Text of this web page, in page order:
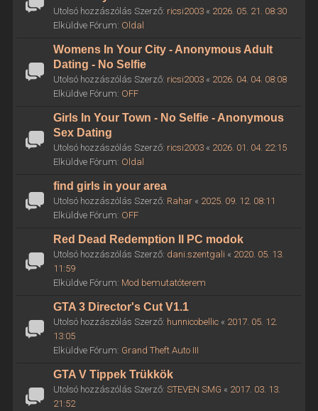
Utolsó hozzászólás Szerző: ricsi2003« 2026. 05. 21. 08:30
Elküldve Fórum: Oldal
Womens In Your City - Anonymous Adult
Dating - No Selfie
Utolsó hozzászólás Szerző: ricsi2003« 2026. 04. 04. 08:08
Elküldve Fórum: OFF
Girls In Your Town - No Selfie - Anonymous
Sex Dating
Utolsó hozzászólás Szerző: ricsi2003« 2026. 01. 04. 22:15
Elküldve Fórum: Oldal
find girls in your area
Utolsó hozzászólás Szerző: Rahar« 2025. 09. 12. 08:11
Elküldve Fórum: OFF
Red Dead Redemption II PC modok
Utolsó hozzászólás Szerző: dani.szentgali « 2020. 05. 13.
11:59
Elküldve Fórum: Mod bemutatóterem
GTA 3 Director's Cut V1.1
Utolsó hozzászólás Szerző: hunnicobellic« 2017. 05. 12.
13:05
Elküldve Fórum: Grand Theft Auto III
GTA V Tippek Trükkök
Utolsó hozzászólás Szerző: STEVEN SMG « 2017. 03. 13.
21:52